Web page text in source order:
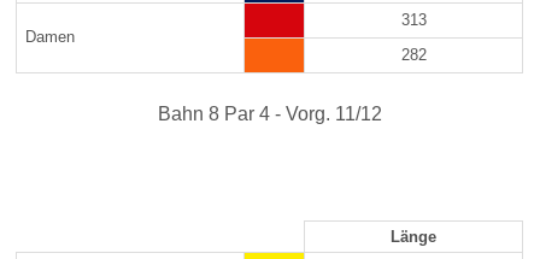
Damen
313
282
Bahn 8 Par 4 - Vorg. 11/12
Länge